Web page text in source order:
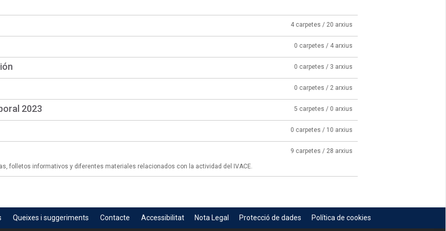
4 carpetes / 20 arxius
0 carpetes / 4 arxius
0 carpetes / 3 arxius
0 carpetes / 2 arxius
2023 5 carpetes / 0 arxius
0 carpetes / 10 arxius
9 carpetes / 28 arxius
folletos informativos y diferentes materiales relacionados con la actividad del IVACE.
Queixes i suggeriments Contacte Accessibilitat Nota Legal Protecció de dades Política de cookies